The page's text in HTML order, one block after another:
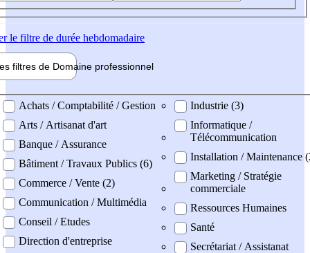
le filtre de durée hebdomadaire
filtres de Domaine professionnel
professionel
Achats / Comptabilité / Gestion
Arts / Artisanat d'art
Banque / Assurance
Bâtiment / Travaux Publics (6)
Commerce / Vente (2)
Communication / Multimédia
Conseil / Etudes
Direction d'entreprise
Industrie (3)
Informatique /
Télécommunication
Installation / Maintenance
Marketing / Stratégie
commerciale
Ressources Humaines
Santé
Secrétariat / Assistanat